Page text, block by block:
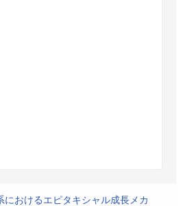
におけるエピタキシャル成長メカ